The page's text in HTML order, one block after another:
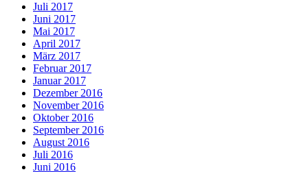
Juli 2017
Juni 2017
Mai 2017
April 2017
März 2017
Februar 2017
Januar 2017
Dezember 2016
November 2016
Oktober 2016
September 2016
August 2016
Juli 2016
Juni 2016